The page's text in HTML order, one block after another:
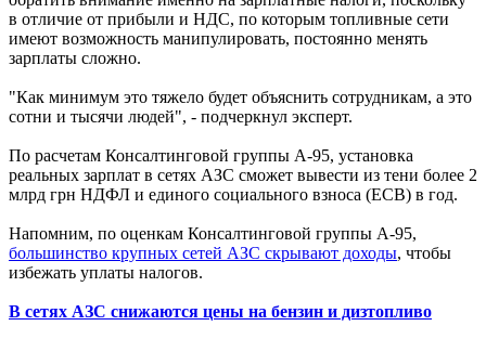
в отличие от прибыли и НДС, по которым топливные сети
имеют возможность манипулировать, постоянно менять
зарплаты сложно.
"Как минимум это тяжело будет объяснить сотрудникам, а это
сотни и тысячи людей", - подчеркнул эксперт.
По расчетам Консалтинговой группы А-95, установка
реальных зарплат в сетях АЗС сможет вывести из тени более 2
млрд грн НДФЛ и единого социального взноса (ЕСВ) в год.
Напомним, по оценкам Консалтинговой группы А-95,
большинство крупных сетей АЗС скрывают доходы, чтобы
избежать уплаты налогов.
В сетях АЗС снижаются цены на бензин и дизтопливо